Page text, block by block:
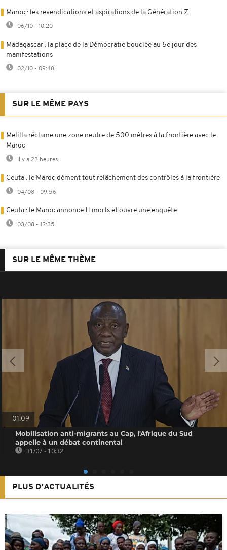
Maroc : les revendications et aspirations de la Génération Z
06/10 - 10:20
Madagascar : la place de la Démocratie bouclée au 5e jour des
manifestations
02/10 - 09:48
SUR LE MÊME PAYS
Melilla réclame une zone neutre de 500 mètres à la frontière avec le
Maroc
Il y a 23 heures
Ceuta : le Maroc dément tout relâchement des contrôles à la frontière
04/08 - 09:56
Ceuta : le Maroc annonce 11 morts et ouvre une enquête
03/08 - 12:35
SUR LE MÊME THÈME
01:09
Mobilisation anti-migrants au Cap, l'Afrique du Sud
appelle à un débat continental
31/07 - 10:32
PLUS D'ACTUALITÉS